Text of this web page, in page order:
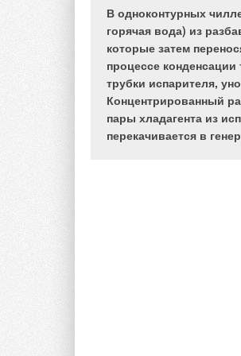
В одноконтурных
горячая вода) из
которые затем
процессе
трубки испарителя,
Концентрированный
пары хладагента из
перекачивается в